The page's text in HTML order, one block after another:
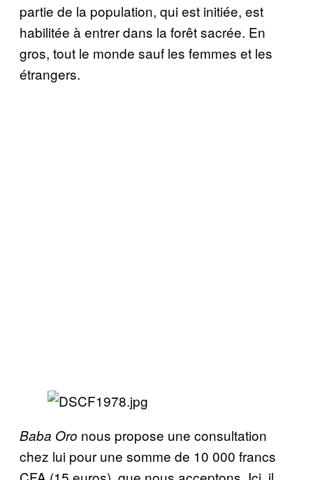
partie de la population, qui est initiée, est
habilitée à entrer dans la forêt sacrée. En
gros, tout le monde sauf les femmes et les
étrangers.
Baba Oro nous propose une consultation
chez lui pour une somme de 10 000 francs